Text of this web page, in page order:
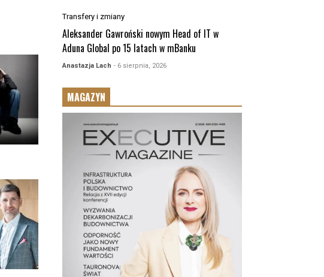
Transfery i zmiany
Aleksander Gawroński nowym Head of IT w
Aduna Global po 15 latach w mBanku
Anastazja Lach - 6 sierpnia, 2026
MAGAZYN